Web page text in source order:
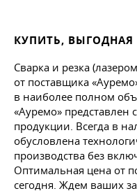
КУПИТЬ, ВЫГОДНАЯ
Сварка и резка
от поставщика
в наиболее полном
«Ауремо»
продукции. Всегда в
обусловлена
производства без
Оптимальная цена от
сегодня. Ждем ваших